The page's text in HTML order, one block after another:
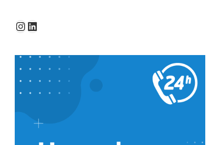
Instagram
LinkedIn